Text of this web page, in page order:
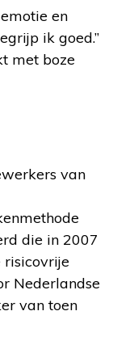
en
ik goed.”
met boze
van
die in 2007
risicovrije
Nederlandse
van toen